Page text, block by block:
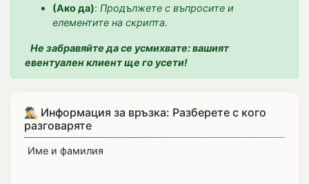
(Ако да): Продължете с въпросите и
елементите на скрипта.
Не забравяйте да се усмихвате: вашият
евентуален клиент ще го усети!
🕵️‍♂️ Информация за връзка: Разберете с кого
разговаряте
Име и фамилия